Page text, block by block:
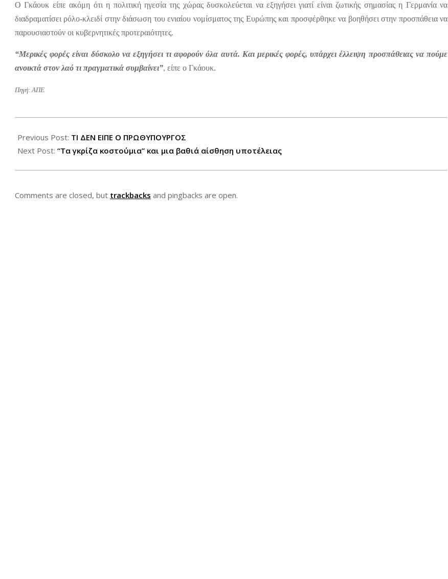
Ο Γκάουκ είπε ακόμη ότι η πολιτική ηγεσία της χώρας δυσκολεύεται να εξηγήσει γιατί είναι ζωτικής σημασίας η Γερμανία να
διαδραματίσει ρόλο-κλειδί στην διάσωση του ενιαίου νομίσματος της Ευρώπης και προσφέρθηκε να βοηθήσει στην προσπάθεια να
παρουσιαστούν οι κυβερνητικές προτεραιότητες.
“Μερικές φορές είναι δύσκολο να εξηγήσει τι αφορούν όλα αυτά. Και μερικές φορές, υπάρχει έλλειψη προσπάθειας να πούμε
ανοικτά στον λαό τι πραγματικά συμβαίνει”, είπε ο Γκάουκ.
Πηγή: ΑΠΕ
07-
08
Previous Post: ΤΙ ΔΕΝ ΕΙΠΕ Ο ΠΡΩΘΥΠΟΥΡΓΟΣ
Next Post: “Τα γκρίζα κοστούμια” και μια βαθιά αίσθηση υποτέλειας
Comments are closed, but trackbacks and pingbacks are open.